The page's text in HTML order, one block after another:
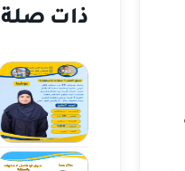
ذات صلة